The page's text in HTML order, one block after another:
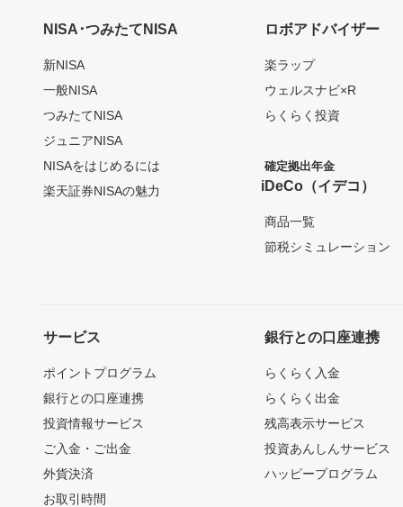
NISA･つみたてNISA
新NISA
一般NISA
つみたてNISA
ジュニアNISA
NISAをはじめるには
楽天証券NISAの魅力
ロボアドバイザー
楽ラップ
ウェルスナビ×R
らくらく投資
確定拠出年金
iDeCo（イデコ）
商品一覧
節税シミュレーション
サービス
ポイントプログラム
銀行との口座連携
投資情報サービス
ご入金・ご出金
外貨決済
お取引時間
銀行との口座連携
らくらく入金
らくらく出金
残高表示サービス
投資あんしんサービス
ハッピープログラム